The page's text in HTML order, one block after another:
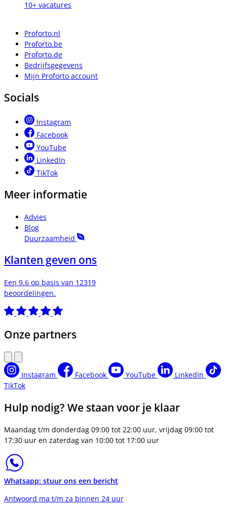
10+ vacatures
Proforto.nl
Proforto.be
Proforto.de
Bedrijfsgegevens
Mijn Proforto account
Socials
Instagram
Facebook
YouTube
LinkedIn
TikTok
Meer informatie
Advies
Blog
Duurzaamheid
Klanten geven ons
Een 9.6 op basis van 12319
beoordelingen.
Onze partners
Instagram Facebook YouTube
LinkedIn
TikTok
Hulp nodig? We staan voor je klaar
Maandag t/m donderdag 09:00 tot 22:00 uur, vrijdag 09:00 tot
17:30 uur en zaterdag van 10:00 tot 17:00 uur
Whatsapp: stuur ons een bericht
Antwoord ma t/m za binnen 24 uur